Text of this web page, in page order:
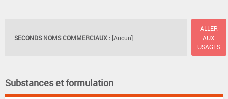
SECONDS NOMS COMMERCIAUX : [Aucun]
ALLER
AUX
USAGES
Substances et formulation